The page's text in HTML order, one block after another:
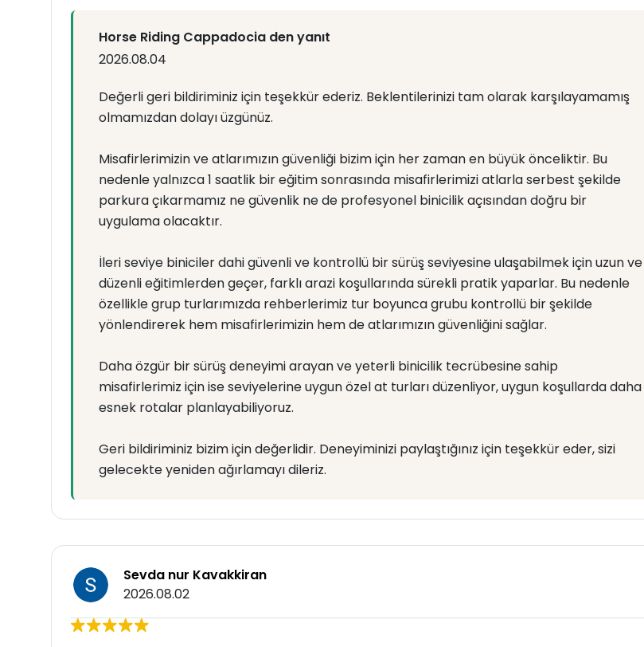
Horse Riding Cappadocia den yanıt
2026.08.04
Değerli geri bildiriminiz için teşekkür ederiz. Beklentilerinizi tam olarak karşılayamamış
olmamızdan dolayı üzgünüz.
Misafirlerimizin ve atlarımızın güvenliği bizim için her zaman en büyük önceliktir. Bu
nedenle yalnızca 1 saatlik bir eğitim sonrasında misafirlerimizi atlarla serbest şekilde
parkura çıkarmamız ne güvenlik ne de profesyonel binicilik açısından doğru bir
uygulama olacaktır.
İleri seviye biniciler dahi güvenli ve kontrollü bir sürüş seviyesine ulaşabilmek için uzun ve
düzenli eğitimlerden geçer, farklı arazi koşullarında sürekli pratik yaparlar. Bu nedenle
özellikle grup turlarımızda rehberlerimiz tur boyunca grubu kontrollü bir şekilde
yönlendirerek hem misafirlerimizin hem de atlarımızın güvenliğini sağlar.
Daha özgür bir sürüş deneyimi arayan ve yeterli binicilik tecrübesine sahip
misafirlerimiz için ise seviyelerine uygun özel at turları düzenliyor, uygun koşullarda daha
esnek rotalar planlayabiliyoruz.
Geri bildiriminiz bizim için değerlidir. Deneyiminizi paylaştığınız için teşekkür eder, sizi
gelecekte yeniden ağırlamayı dileriz.
Sevda nur Kavakkiran
2026.08.02